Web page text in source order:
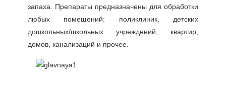
запаха. Препараты предназначены для обработки
любых помещений: поликлиник, детских
дошкольных/школьных учреждений, квартир,
домов, канализаций и прочее.